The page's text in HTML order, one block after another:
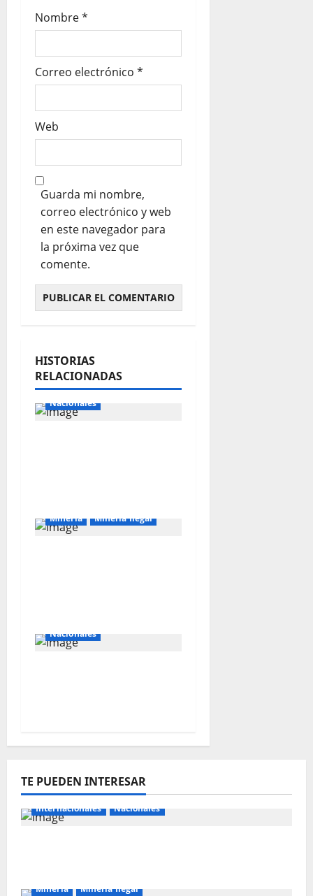
Nombre*
Correo electrónico *
Web
Guarda mi nombre,
correo electrónico y web
en este navegador para
la próxima vez que
comente.
HISTORIAS
RELACIONADAS
Internacionales
Nacionales
Mineria Mineria Ilegal
Nacionales
TE PUEDEN INTERESAR
Internacionales Nacionales
Mineria Mineria Ilegal